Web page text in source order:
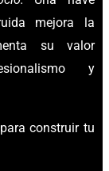
mejora la
su valor
y
construir tu